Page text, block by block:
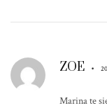
ZOE •
Marina te